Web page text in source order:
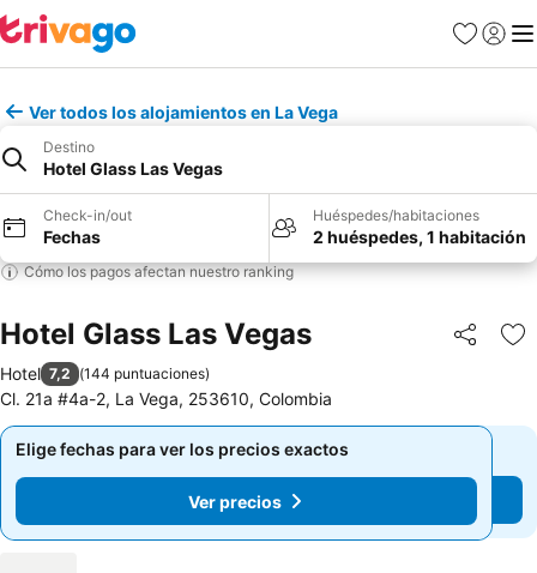
Favoritos
Iniciar
Ver todos los alojamientos en La Vega
Destino
Hotel Glass Las Vegas
Check-in/out
Fechas
Huéspedes/habitaciones
2 huéspedes, 1 habitación
Cómo los pagos afectan nuestro ranking
Hotel Glass Las Vegas Compartir
Hotel 7,2 (144 puntuaciones)
Cl. 21a #4a-2, La Vega, 253610, Colombia
Elige fechas para ver los precios exactos
Ver precios
Elige fechas para ver los precios exactos
Ver precios